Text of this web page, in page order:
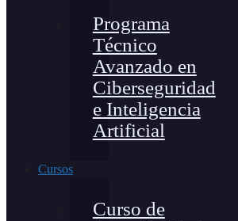
Programa
Técnico
Avanzado en
Ciberseguridad
e Inteligencia
Artificial
Cursos
Curso de